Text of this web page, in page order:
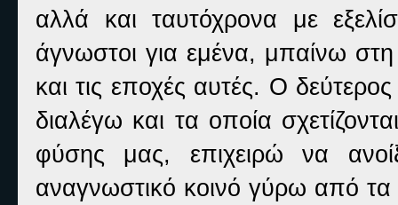
αλλά και ταυτόχρονα με
άγνωστοι για εμένα, μπαίνω
και τις εποχές αυτές. Ο
διαλέγω και τα οποία
φύσης μας, επιχειρώ να
αναγνωστικό κοινό γύρω από